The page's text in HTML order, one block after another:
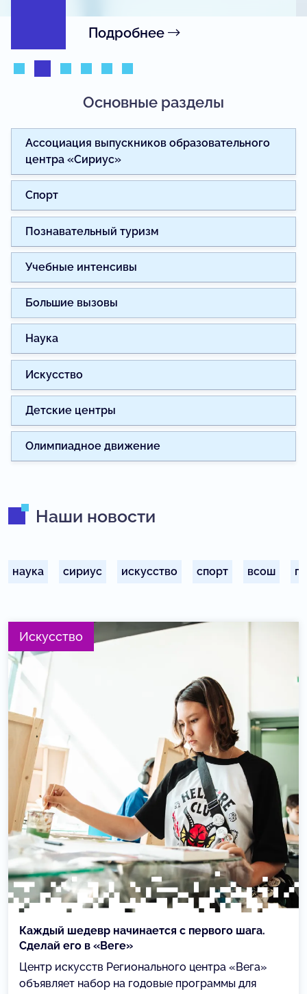
Подробнее
Основные разделы
Ассоциация выпускников образовательного
центра «Сириус»
Наука
Спорт
Искусство
Познавательный туризм
Детские центры
Учебные интенсивы
Олимпиадное движение
Большие вызовы
Наши новости
наука сириус искусство спорт всош
Искусство
Каждый шедевр начинается с первого шага.
Сделай его в «Веге»
Центр искусств Регионального центра «Вега»
объявляет набор на годовые программы для